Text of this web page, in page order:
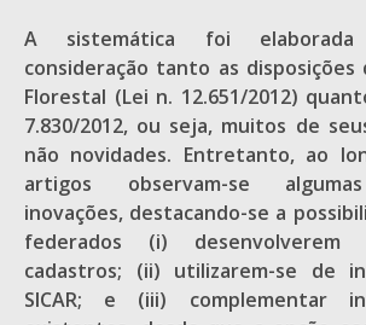
A sistemática foi
consideração tanto as disposições
Florestal (Lei n. 12.651/2012)
7.830/2012, ou seja, muitos de
não novidades. Entretanto, ao
artigos observam-se
inovações, destacando-se a
federados (i) desenvolverem
cadastros; (ii) utilizarem-se de
SICAR; e (iii) complementar